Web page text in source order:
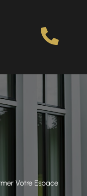

Votre Espace